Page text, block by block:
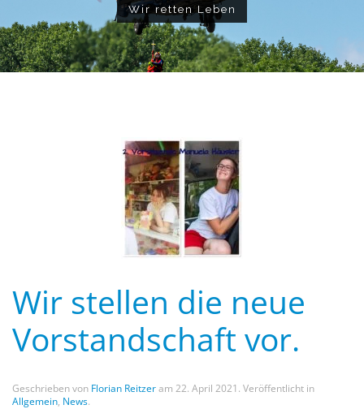
Wir retten Leben
Wir stellen die neue
Vorstandschaft vor.
Geschrieben von Florian Reitzeram 22. April 2021 . Veröffentlicht in
Allgemein, News.